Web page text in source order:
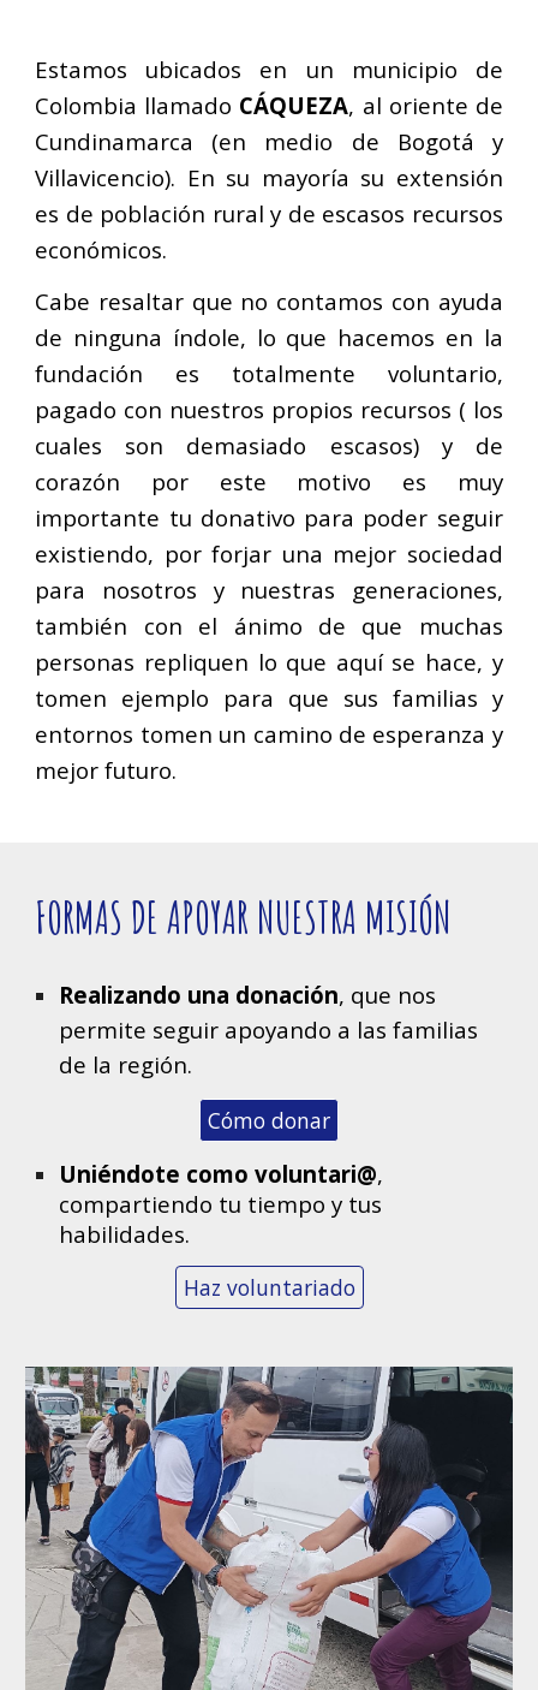
Estamos ubicados en un municipio de
Colombia llamado CÁQUEZA, al oriente de
Cundinamarca (en medio de Bogotá y
Villavicencio). En su mayoría su extensión
es de población rural y de escasos recursos
económicos.
Cabe resaltar que no contamos con ayuda
de ninguna índole, lo que hacemos en la
fundación es totalmente voluntario,
pagado con nuestros propios recursos ( los
cuales son demasiado escasos) y de
corazón por este motivo es muy
importante tu donativo para poder seguir
existiendo, por forjar una mejor sociedad
para nosotros y nuestras generaciones,
también con el ánimo de que muchas
personas repliquen lo que aquí se hace, y
tomen ejemplo para que sus familias y
entornos tomen un camino de esperanza y
mejor futuro.
FORMAS DE APOYAR NUESTRA MISIÓN
Realizando una donación, que nos
permite seguir apoyando a las familias
de la región.
Cómo donar
Uniéndote como voluntari@,
compartiendo tu tiempo y tus
habilidades.
Haz voluntariado